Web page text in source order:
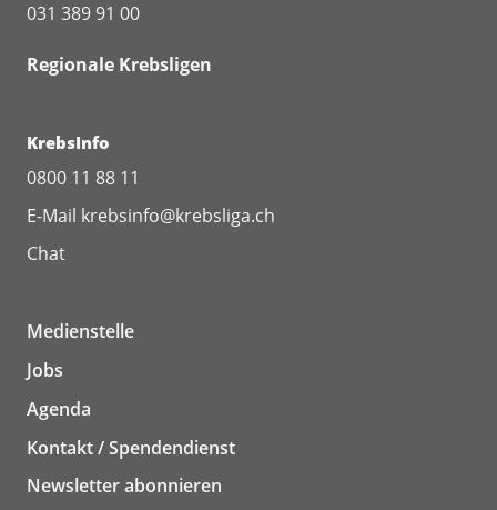
031 389 91 00
Regionale Krebsligen
KrebsInfo
0800 11 88 11
E-Mail krebsinfo@krebsliga.ch
Chat
Medienstelle
Jobs
Agenda
Kontakt / Spendendienst
Newsletter abonnieren